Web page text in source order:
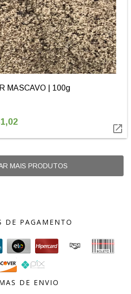
MASCAVO | 100g

MAIS PRODUTOS
DE PAGAMENTO
DE ENVIO